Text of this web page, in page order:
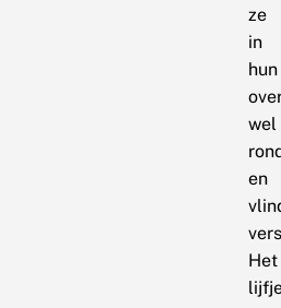
ze
in
hun
wel
en
Het